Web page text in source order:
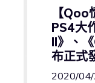
【
PS4大
II》、
布正式
2020/